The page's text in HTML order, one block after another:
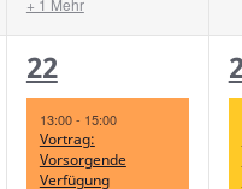
3
22
13:00- 15:00
Vortrag:
Vorsorgende
Verfügung
2